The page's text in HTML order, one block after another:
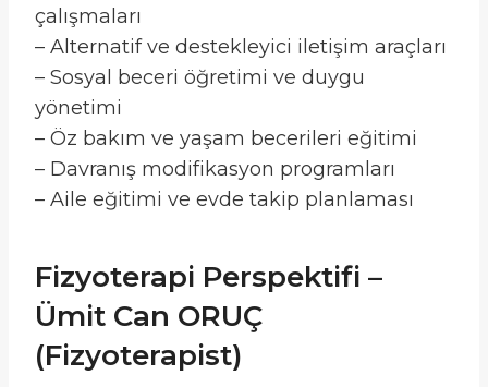
çalışmaları
– Alternatif ve destekleyici iletişim araçları
– Sosyal beceri öğretimi ve duygu
yönetimi
– Öz bakım ve yaşam becerileri eğitimi
– Davranış modifikasyon programları
– Aile eğitimi ve evde takip planlaması
Fizyoterapi Perspektifi –
Ümit Can ORUÇ
(Fizyoterapist)